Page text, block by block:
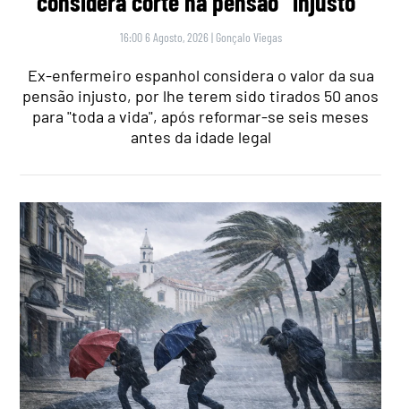
16:00 6 Agosto, 2026 | Gonçalo Viegas
Ex-enfermeiro espanhol considera o valor da sua
pensão injusto, por lhe terem sido tirados 50 anos
para "toda a vida", após reformar-se seis meses
antes da idade legal